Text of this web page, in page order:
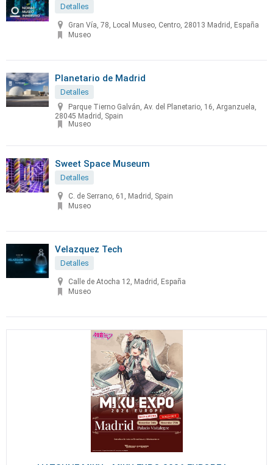
Detalles
Gran Vía, 78, Local Museo, Centro, 28013 Madrid, España
Museo
Planetario de Madrid
Detalles
Parque Tierno Galván, Av. del Planetario, 16, Arganzuela,
28045 Madrid, Spain
Museo
Sweet Space Museum
Detalles
C. de Serrano, 61, Madrid, Spain
Museo
Velazquez Tech
Detalles
Calle de Atocha 12, Madrid, España
Museo